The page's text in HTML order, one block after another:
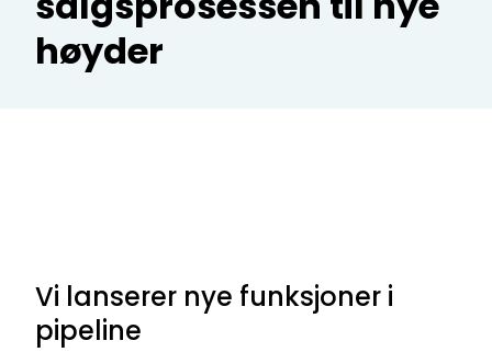
høyder
Vi lanserer nye funksjoner i
pipeline